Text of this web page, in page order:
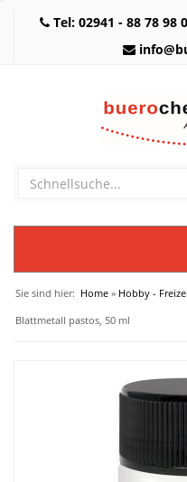
Tel: 02941 - 88 78 98 0
Sie sind hier: Home » Hobby -
Blattmetall pastos, 50 ml